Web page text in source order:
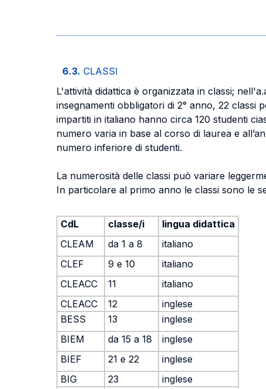
6.3. CLASSI
L'attività didattica è organizzata in classi;
insegnamenti obbligatori di 2° anno, 22 classi
impartiti in italiano hanno circa 120 studenti
numero varia in base al corso di laurea e
numero inferiore di studenti.
La numerosità delle classi può variare
In particolare al primo anno le classi sono le
CdL classe/i
lingua didattica
CLEAM
da 1 a 8
italiano
CLEF
9 e 10
italiano
CLEACC
11
italiano
CLEACC
12
inglese
BESS
13
inglese
BIEM
da 15 a 18
inglese
BIEF
21 e 22
inglese
BIG
23
inglese